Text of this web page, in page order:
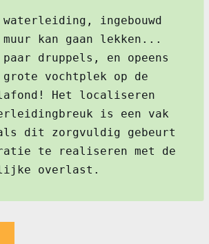
waterleiding, ingebouwd
kan gaan lekken...
druppels, en opeens
vochtplek op de
Het localiseren
is een vak
dit zorgvuldig gebeurt
te realiseren met de
overlast.